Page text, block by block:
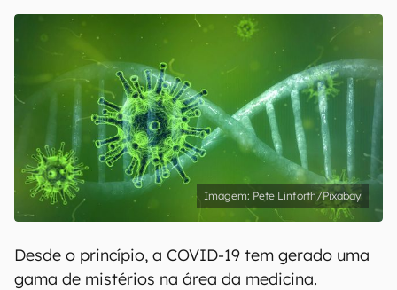
Uso e Política de Privacidade do Canaltech.
Pete Linforth/Pixabay
Desde o princípio, a COVID-19 tem gerado uma
gama de mistérios na área da medicina.